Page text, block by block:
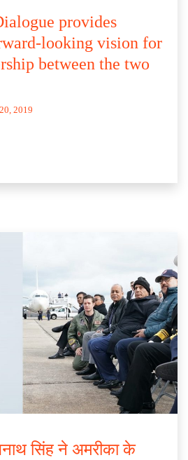
provides
looking vision for
between the two
2019
सिंह ने अमरीका के